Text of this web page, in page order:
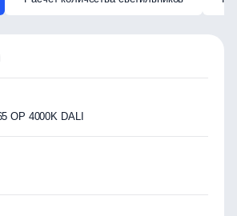
OP 4000K DALI